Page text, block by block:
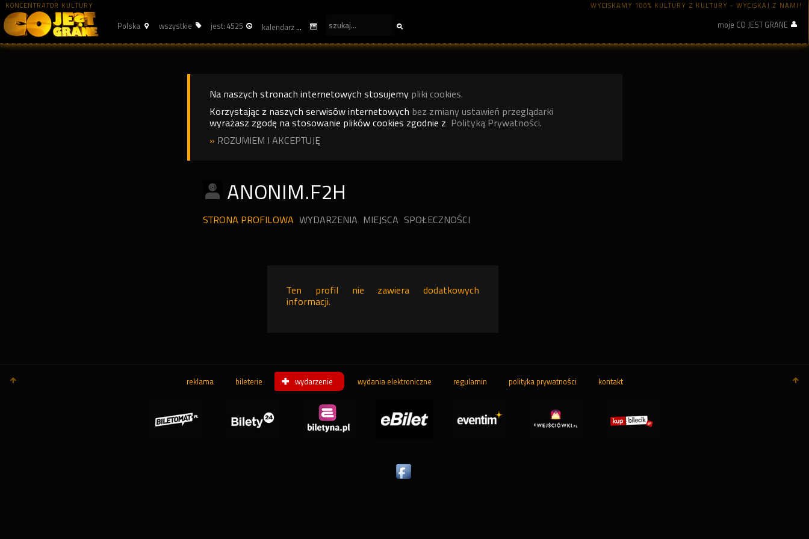
KONCENTRATOR KULTURY WYCISKAMY 100% KULTURY Z KULTURY - WYCISKAJ Z NAMI!
Polska wszystkie jest: 4525 kalendarz moje CO JEST GRANE
Na naszych stronach internetowych stosujemy pliki cookies.
Korzystając z naszych serwisów internetowych bez zmiany ustawień przeglądarki
wyrażasz zgodę na stosowanie plików cookies zgodnie z Polityką Prywatności.
» ROZUMIEM I AKCEPTUJĘ
ANONIM.F2H
STRONA PROFILOWA WYDARZENIA MIEJSCA SPOŁECZNOŚCI
Ten profil nie zawiera dodatkowych
informacji.
reklama bileterie wydarzenie wydania elektroniczne regulamin polityka prywatności kontakt